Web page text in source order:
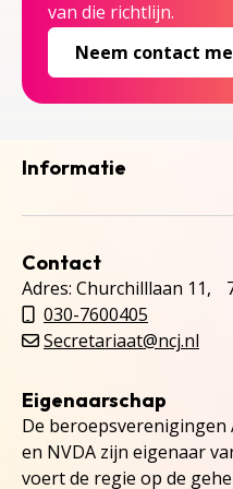
van die richtlijn.
Neem contact
Informatie
Contact
Adres: Churchilllaan 11,
030-7600405
Secretariaat@ncj.nl
Eigenaarschap
De beroepsverenigingen
en NVDA zijn eigenaar
voert de regie op de